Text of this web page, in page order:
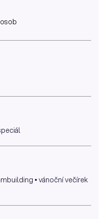
• vánoční večírek